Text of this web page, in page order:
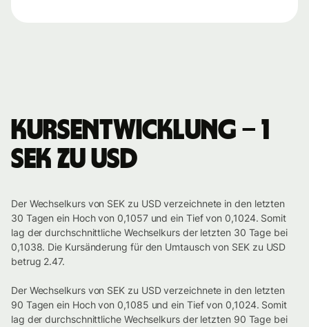
Kursentwicklung – 1
SEK zu USD
Der Wechselkurs von SEK zu USD verzeichnete in den letzten
30 Tagen ein Hoch von 0,1057 und ein Tief von 0,1024. Somit
lag der durchschnittliche Wechselkurs der letzten 30 Tage bei
0,1038. Die Kursänderung für den Umtausch von SEK zu USD
betrug 2.47.
Der Wechselkurs von SEK zu USD verzeichnete in den letzten
90 Tagen ein Hoch von 0,1085 und ein Tief von 0,1024. Somit
lag der durchschnittliche Wechselkurs der letzten 90 Tage bei